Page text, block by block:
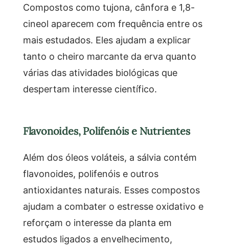
Compostos como tujona, cânfora e 1,8-
cineol aparecem com frequência entre os
mais estudados. Eles ajudam a explicar
tanto o cheiro marcante da erva quanto
várias das atividades biológicas que
despertam interesse científico.
Flavonoides, Polifenóis e Nutrientes
Além dos óleos voláteis, a sálvia contém
flavonoides, polifenóis e outros
antioxidantes naturais. Esses compostos
ajudam a combater o estresse oxidativo e
reforçam o interesse da planta em
estudos ligados a envelhecimento,